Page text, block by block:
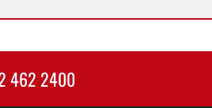
462 2400